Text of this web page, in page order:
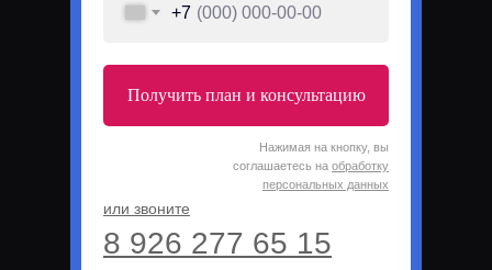
Нажимая на кнопку, вы
соглашаетесь на обработку
персональных данных
или звоните
+7
Получить план и консультацию
8 926 277 65 15